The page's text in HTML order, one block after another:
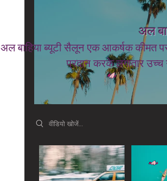
अल
अल बाहिया ब्यूटी सैलून एक आकर्षक कीमत
प्रदान करके लगातार उच्च
Search videos